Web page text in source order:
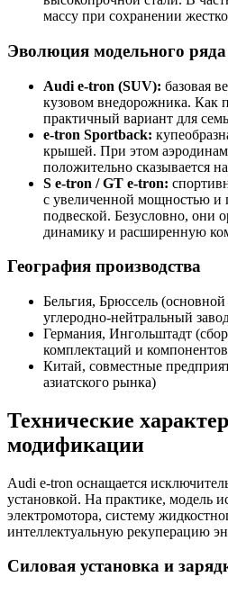
массу при сохранении
Эволюция модельного ряда
Audi e-tron (SUV): базовая
кузовом внедорожника. Как
практичный вариант для
e-tron Sportback:
крышей. При этом
положительно сказывается на
S e-tron / GT e-tron:
с увеличенной мощностью и
подвеской. Безусловно, они
динамику и расширенную
География производства
Бельгия, Брюссель
углеродно-нейтральный
Германия, Ингольштадт
комплектаций и
Китай, совместные
азиатского рынка)
Технические
модификации
Audi e-tron оснащается
установкой. На практике, модель
электромотора, систему
интеллектуальную рекуперацию
Силовая установка и